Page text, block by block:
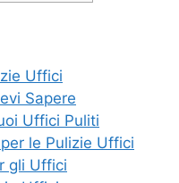
Uffici
Sapere
Uffici Puliti
le Pulizie Uffici
gli Uffici